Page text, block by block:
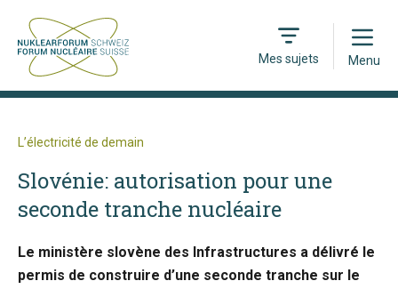
Mes sujets
Open
Menu
L’électricité de demain
Slovénie: autorisation pour une
seconde tranche nucléaire
Le ministère slovène des Infrastructures a délivré le
permis de construire d’une seconde tranche sur le